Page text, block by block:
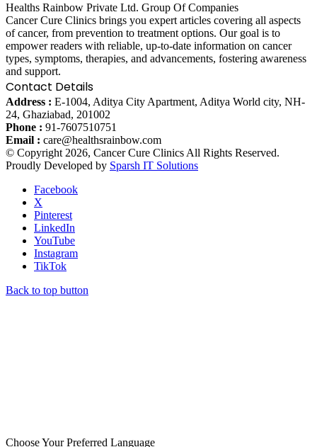
Healths Rainbow Private Ltd. Group Of Companies
Cancer Cure Clinics brings you expert articles covering all aspects
of cancer, from prevention to treatment options. Our goal is to
empower readers with reliable, up-to-date information on cancer
types, symptoms, therapies, and advancements, fostering awareness
and support.
Contact Details
Address : E-1004, Aditya City Apartment, Aditya World city, NH-
24, Ghaziabad, 201002
Phone : 91-7607510751
Email : care@healthsrainbow.com
© Copyright 2026, Cancer Cure Clinics All Rights Reserved.
Proudly Developed by Sparsh IT Solutions
Facebook
X
Pinterest
LinkedIn
YouTube
Instagram
TikTok
Back to top button
Choose Your Preferred Language